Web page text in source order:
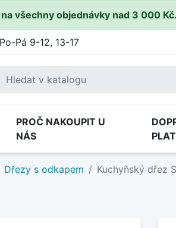
všechny objednávky nad 3 000
Po-Pá 9-12, 13-17
PROČ NAKOUPIT U
NÁS
Dřezy s odkapem Kuchyňský dřez